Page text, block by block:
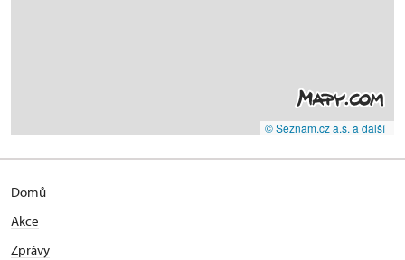
© Seznam.cz a.s. a další
Domů
Akce
Zprávy